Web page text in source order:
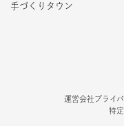
手づくりタウン
運営会社プライ
特